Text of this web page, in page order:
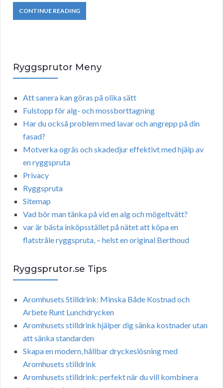
CONTINUE READING
Ryggsprutor Meny
Att sanera kan göras på olika sätt
Fulstopp för alg- och mossborttagning
Har du också problem med lavar och angrepp på din
fasad?
Motverka ogräs och skadedjur effektivt med hjälp av
en ryggspruta
Privacy
Ryggspruta
Sitemap
Vad bör man tänka på vid en alg och mögeltvätt?
var är bästa inköpsstället på nätet att köpa en
flatstråle ryggspruta, – helst en original Berthoud
Ryggsprutor.se Tips
Aromhusets Stilldrink: Minska Både Kostnad och
Arbete Runt Lunchdrycken
Aromhusets stilldrink hjälper dig sänka kostnader utan
att sänka standarden
Skapa en modern, hållbar dryckeslösning med
Aromhusets stilldrink
Aromhusets stilldrink: perfekt när du vill kombinera